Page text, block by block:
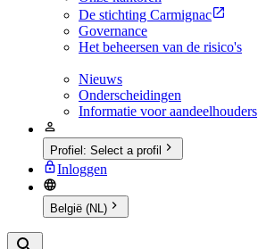
De stichting Carmignac
Governance
Het beheersen van de risico's
Nieuws
Onderscheidingen
Informatie voor aandeelhouders
Profiel : Select a profil
Inloggen
België (NL)